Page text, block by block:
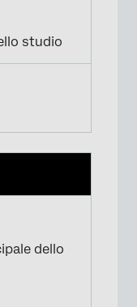
×
studio
dello